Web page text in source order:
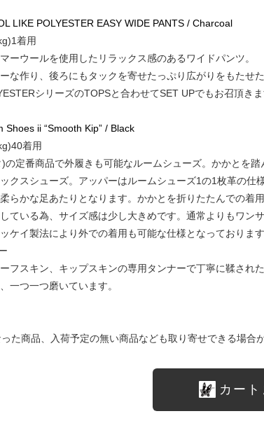
LIKE POLYESTER EASY WIDE PANTS / Charcoal
着用
ーウールを使用したリラックス感のあるワイドパンツ。
な作り、後ろにもタックを寄せたっぷり広がりをもたせた
シリーズのTOPSと合わせてSET UPでもお召頂きま
Shoes ii “Smooth Kip” / Black
着用
の定番商品で外履きも可能なルームシューズ。かかとを
クスシューズ。アッパーはルームシューズ1の1枚革の
らかな足あたりとなります。かかとを折りたたんでの
ている為、サイズ感は少し大きめです。通常よりもワン
ケイ製法により外での着用も可能な仕様となっております
フスキン、キップスキンの専用タンナーで丁寧に鞣さ
一つ一つ磨いています。
た商品、入荷予定の無い商品なども取り寄せできる場合
カート